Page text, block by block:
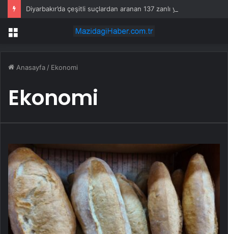
Diyarbakır’da çeşitli suçlardan aranan 137 zanlı yakalandı
Menü
Anasayfa / Ekonomi
Ekonomi